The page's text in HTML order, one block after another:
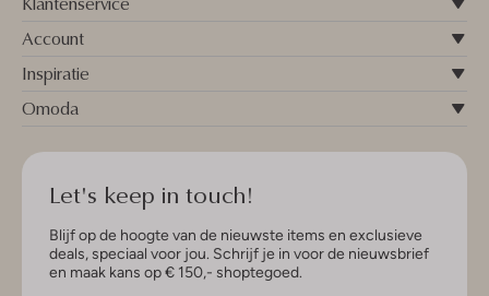
Account
Inspiratie
Omoda
Let's keep in touch!
Blijf op de hoogte van de nieuwste items en exclusieve
deals, speciaal voor jou. Schrijf je in voor de nieuwsbrief
en maak kans op € 150,- shoptegoed.